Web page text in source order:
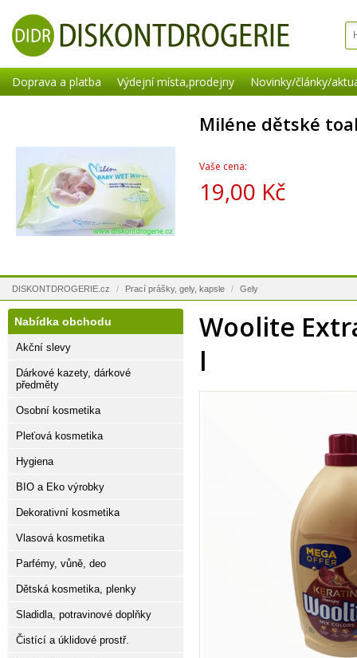
Doprava a platba Výdejní místa,prodejny Novinky/články/
Miléne dětské
Vaše cena:
19,00 Kč
DISKONTDROGERIE.cz / Prací prášky, gely, kapsle / Gely
Woolite
l
Nabídka obchodu
Akční slevy
Dárkové kazety, dárkové
předměty
Osobní kosmetika
Pleťová kosmetika
Hygiena
BIO a Eko výrobky
Dekorativní kosmetika
Vlasová kosmetika
Parfémy, vůně, deo
Dětská kosmetika, plenky
Sladidla, potravinové doplňky
Čistící a úklidové prostř.